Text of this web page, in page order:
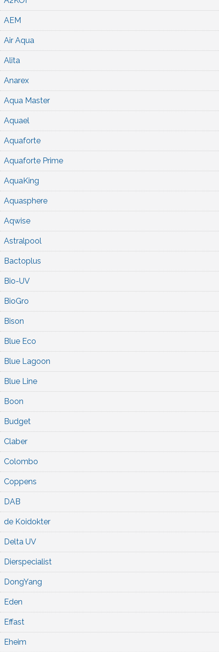
AEM
Air Aqua
Alita
Anarex
Aqua Master
Aquael
Aquaforte
Aquaforte Prime
AquaKing
Aquasphere
Aqwise
Astralpool
Bactoplus
Bio-UV
BioGro
Bison
Blue Eco
Blue Lagoon
Blue Line
Boon
Budget
Claber
Colombo
Coppens
DAB
de Koidokter
Delta UV
Dierspecialist
DongYang
Eden
Effast
Eheim